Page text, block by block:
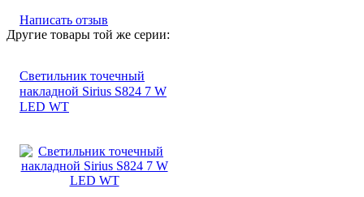
Написать отзыв
Другие товары той же серии:
Светильник точечный
накладной Sirius S824 7 W
LED WT